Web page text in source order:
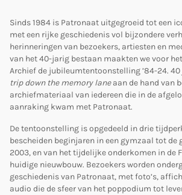
Sinds 1984 is Patronaat uitgegroeid tot een
met een rijke geschiedenis vol bijzondere
herinneringen van bezoekers, artiesten en
van het 40-jarig bestaan maakten we voor
Archief de jubileumtentoonstelling ’84-24. 40
trip down the memory laneaan de hand van
archiefmateriaal van iedereen die in de
aanraking kwam met Patronaat.
De tentoonstelling is opgedeeld in drie
bescheiden beginjaren in een gymzaal tot de
2003, en van het tijdelijke onderkomen in de
huidige nieuwbouw. Bezoekers worden
geschiedenis van Patronaat, met foto’s,
audio die de sfeer van het poppodium tot